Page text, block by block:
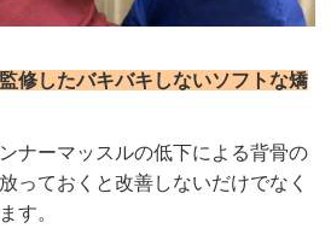
修したバキバキしないソフトな矯
ナーマッスルの低下による背骨の
っておくと改善しないだけでなく
す。